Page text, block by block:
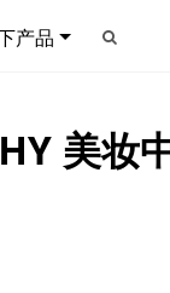
产品
美妆